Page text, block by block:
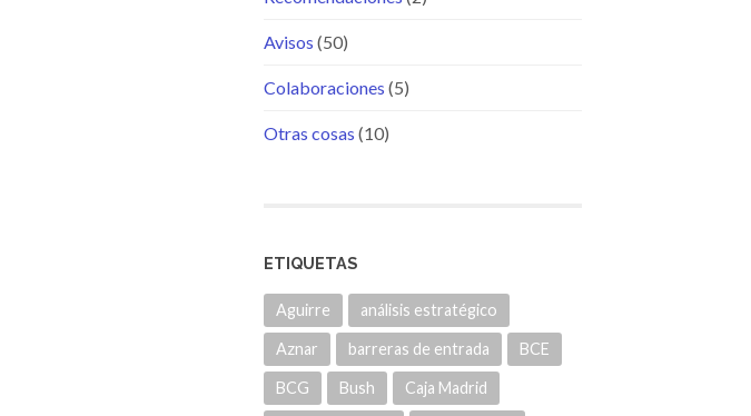
Avisos (50)
Colaboraciones (5)
Otras cosas (10)
ETIQUETAS
Aguirre análisis estratégico
Aznar barreras de entrada BCE
BCG Bush Caja Madrid